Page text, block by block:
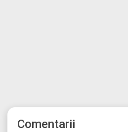
Comentarii